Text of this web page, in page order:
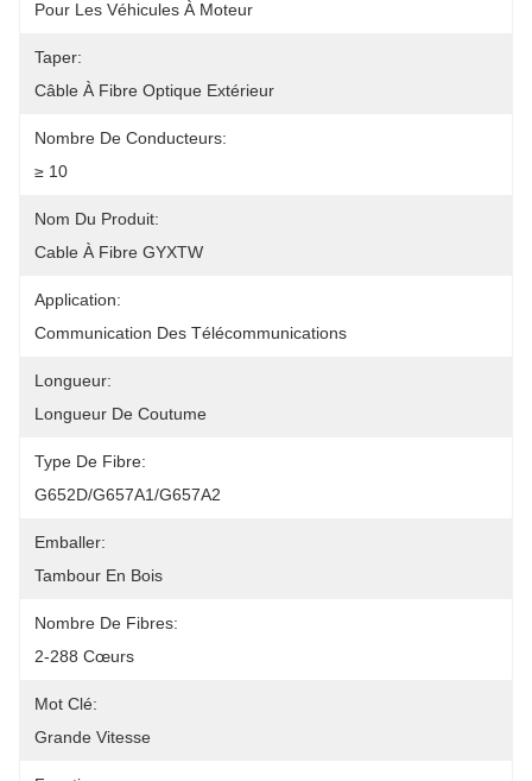
Pour Les Véhicules À Moteur
Taper:
Câble À Fibre Optique Extérieur
Nombre De Conducteurs:
≥ 10
Nom Du Produit:
Cable À Fibre GYXTW
Application:
Communication Des Télécommunications
Longueur:
Longueur De Coutume
Type De Fibre:
G652D/G657A1/G657A2
Emballer:
Tambour En Bois
Nombre De Fibres:
2-288 Cœurs
Mot Clé:
Grande Vitesse